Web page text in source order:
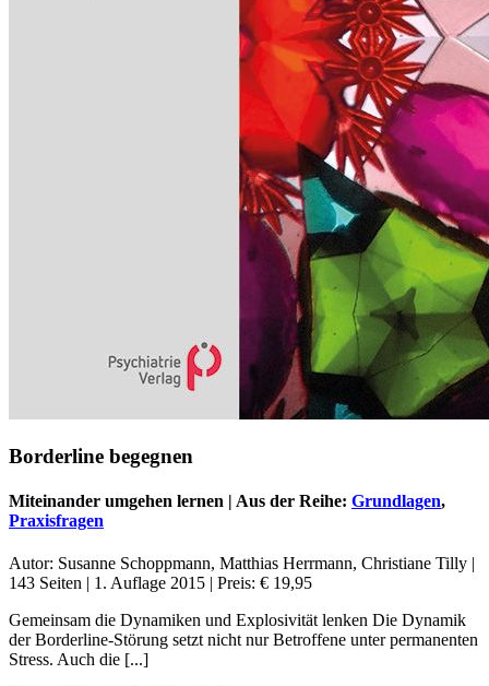
Borderline begegnen
Miteinander umgehen lernen | Aus der Reihe: Grundlagen,
Praxisfragen
Autor: Susanne Schoppmann, Matthias Herrmann, Christiane Tilly |
143 Seiten | 1. Auflage 2015 | Preis: € 19,95
Gemeinsam die Dynamiken und Explosivität lenken Die Dynamik
der Borderline-Störung setzt nicht nur Betroffene unter permanenten
Stress. Auch die [...]